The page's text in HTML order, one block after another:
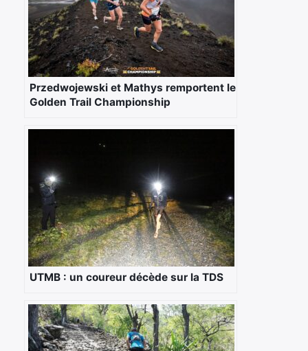
Przedwojewski et Mathys remportent le
Golden Trail Championship
UTMB : un coureur décède sur la TDS